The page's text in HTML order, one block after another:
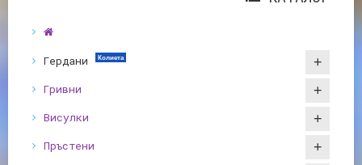
Гердани Колиета
Гривни
Висулки
Пръстени